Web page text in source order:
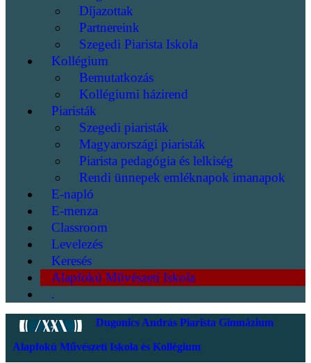
Díjazottak
Partnereink
Szegedi Piarista Iskola
Kollégium
Bemutatkozás
Kollégiumi házirend
Piaristák
Szegedi piaristák
Magyarországi piaristák
Piarista pedagógia és lelkiség
Rendi ünnepek emléknapok imanapok
E-napló
E-menza
Classroom
Levelezés
Keresés
Alapfokú Művészeti Iskola
.
Dugonics András Piarista Gimnázium
Alapfokú Művészeti Iskola és Kollégium